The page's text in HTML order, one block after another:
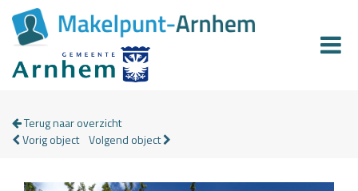
Terug naar overzicht
Vorig object Volgend object